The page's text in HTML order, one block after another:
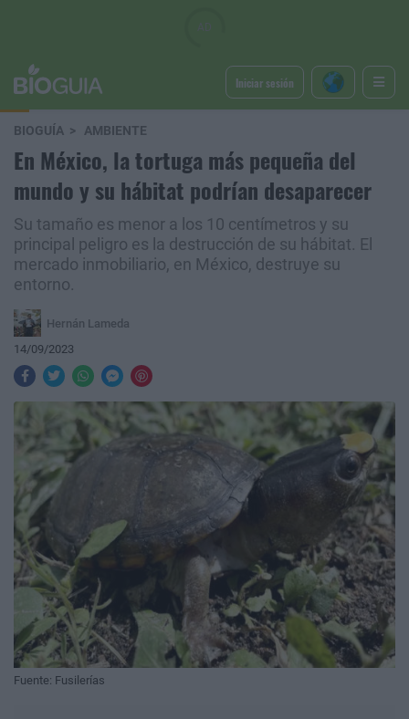
Iniciar sesión
BIOGUÍA AMBIENTE
En México, la tortuga más pequeña del
mundo y su hábitat podrían desaparecer
Su tamaño es menor a los 10 centímetros y su
principal peligro es la destrucción de su hábitat. El
mercado inmobiliario, en México, destruye su
entorno.
Hernán Lameda
14/09/2023
Fuente: Fusilerías